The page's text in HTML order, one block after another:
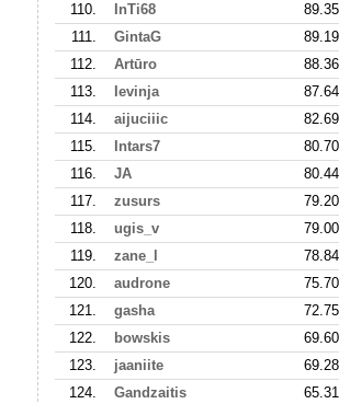
110.
InTi68
89.35
111.
GintaG
89.19
112.
Artūro
88.36
113.
Ievinja
87.64
114.
aijuciiic
82.69
115.
Intars7
80.70
116.
JA
80.44
117.
zusurs
79.20
118.
ugis_v
79.00
119.
zane_l
78.84
120.
audrone
75.70
121.
gasha
72.75
122.
bowskis
69.60
123.
jaaniite
69.28
124.
Gandzaitis
65.31